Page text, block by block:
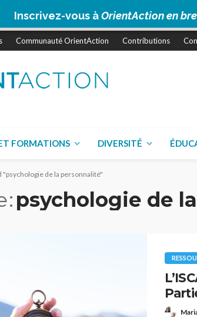
Inscrivez-vous àOrientAction en
Communauté OrientAction Contributions
FORMATIONS DIVERSITÉ
"psychologie de la personnalité"
psychologie de